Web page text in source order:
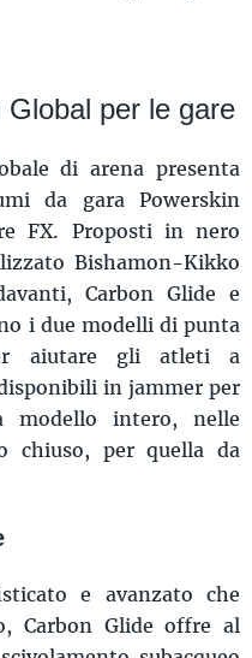
per le gare
di arena presenta
da gara Powerskin
FX. Proposti in nero
Bishamon-Kikko
Carbon Glide e
i due modelli di punta
aiutare gli atleti a
in jammer per
intero, nelle
chiuso, per quella da
e avanzato che
Carbon Glide offre al